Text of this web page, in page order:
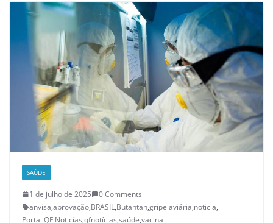
SAÚDE
1 de julho de 2025
0 Comments
anvisa,aprovação,BRASIL,Butantan,gripe aviária,noticia,
Portal QF Noticías,qfnotícias,saúde,vacina